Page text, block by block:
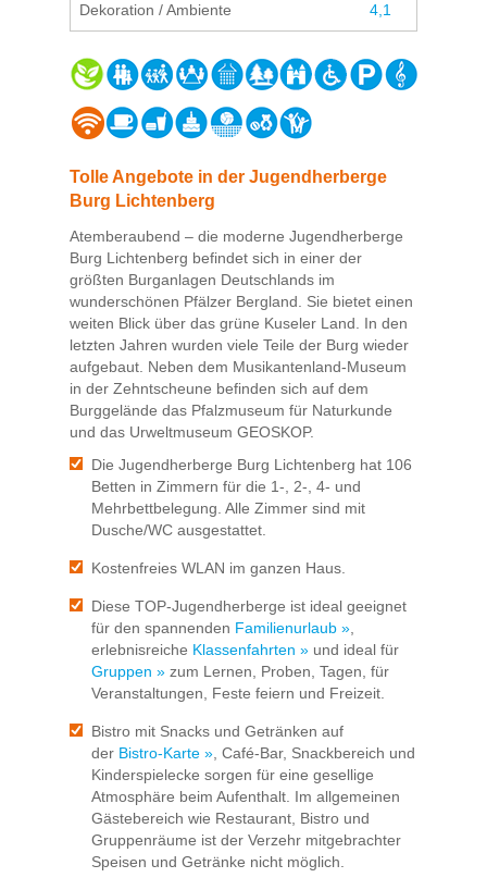
Dekoration / Ambiente
4,1
Tolle Angebote in der Jugendherberge
Burg Lichtenberg
Atemberaubend – die moderne Jugendherberge
Burg Lichtenberg befindet sich in einer der
größten Burganlagen Deutschlands im
wunderschönen Pfälzer Bergland. Sie bietet einen
weiten Blick über das grüne Kuseler Land. In den
letzten Jahren wurden viele Teile der Burg wieder
aufgebaut. Neben dem Musikantenland-Museum
in der Zehntscheune befinden sich auf dem
Burggelände das Pfalzmuseum für Naturkunde
und das Urweltmuseum GEOSKOP.
Die Jugendherberge Burg Lichtenberg hat 106
Betten in Zimmern für die 1-, 2-, 4- und
Mehrbettbelegung. Alle Zimmer sind mit
Dusche/WC ausgestattet.
Kostenfreies WLAN im ganzen Haus.
Diese TOP-Jugendherberge ist ideal geeignet
für den spannenden Familienurlaub »,
erlebnisreiche Klassenfahrten » und ideal für
Gruppen » zum Lernen, Proben, Tagen, für
Veranstaltungen, Feste feiern und Freizeit.
Bistro mit Snacks und Getränken auf
der Bistro-Karte », Café-Bar, Snackbereich und
Kinderspielecke sorgen für eine gesellige
Atmosphäre beim Aufenthalt. Im allgemeinen
Gästebereich wie Restaurant, Bistro und
Gruppenräume ist der Verzehr mitgebrachter
Speisen und Getränke nicht möglich.